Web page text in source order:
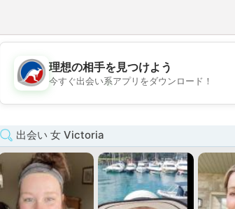
💖
理想の相手を見つけよう
今すぐ出会い系アプリをダウンロード！
出会い 女 Victoria